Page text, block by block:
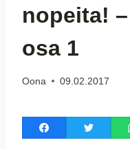
nopeita!
osa 1
Oona 09.02.2017